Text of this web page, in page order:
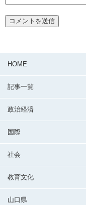
HOME
記事一覧
政治経済
国際
社会
教育文化
山口県